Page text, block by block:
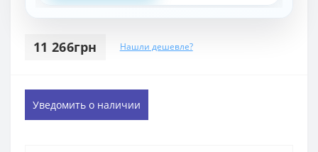
11 266грн Нашли дешевле?
Уведомить о наличии